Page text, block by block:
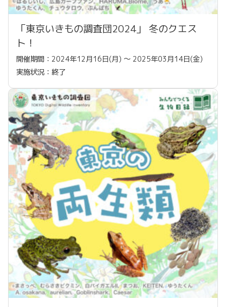
「東京いきもの調査団2024」 冬のクエス
ト！
開催期間：2024年12月16日(月) 〜 2025年03月14日(金)
実施状況：終了